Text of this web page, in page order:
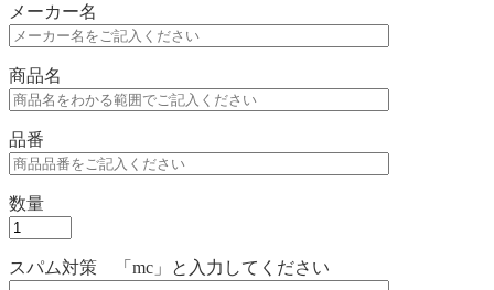
メーカー名
商品名
品番
数量
スパム対策 「mc」と入力してください